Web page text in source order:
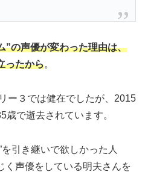
”の声優が変わった理由は、
ったから。
ー３では健在でしたが、2015
で逝去されています。
を引き継いで欲しかった人
く声優をしている明夫さんを